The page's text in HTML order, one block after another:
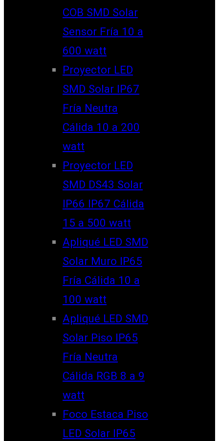
COB SMD Solar
Sensor Fría 10 a
600 watt
Proyector LED
SMD Solar IP67
Fría Neutra
Cálida 10 a 200
watt
Proyector LED
SMD DS43 Solar
IP66 IP67 Cálida
15 a 500 watt
Apliqué LED SMD
Solar Muro IP65
Fría Cálida 10 a
100 watt
Apliqué LED SMD
Solar Piso IP65
Fría Neutra
Cálida RGB 8 a 9
watt
Foco Estaca Piso
LED Solar IP65